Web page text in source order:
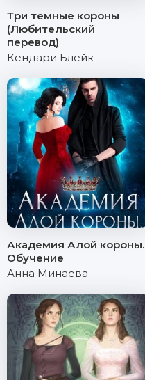
Три темные короны
(Любительский
перевод)
Кендари Блейк
Академия Алой короны.
Обучение
Анна Минаева